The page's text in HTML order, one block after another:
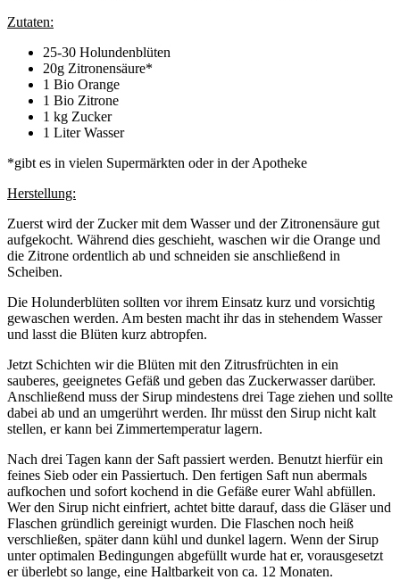
Zutaten:
25-30 Holundenblüten
20g Zitronensäure*
1 Bio Orange
1 Bio Zitrone
1 kg Zucker
1 Liter Wasser
*gibt es in vielen Supermärkten oder in der Apotheke
Herstellung:
Zuerst wird der Zucker mit dem Wasser und der Zitronensäure gut
aufgekocht. Während dies geschieht, waschen wir die Orange und
die Zitrone ordentlich ab und schneiden sie anschließend in
Scheiben.
Die Holunderblüten sollten vor ihrem Einsatz kurz und vorsichtig
gewaschen werden. Am besten macht ihr das in stehendem Wasser
und lasst die Blüten kurz abtropfen.
Jetzt Schichten wir die Blüten mit den Zitrusfrüchten in ein
sauberes, geeignetes Gefäß und geben das Zuckerwasser darüber.
Anschließend muss der Sirup mindestens drei Tage ziehen und sollte
dabei ab und an umgerührt werden. Ihr müsst den Sirup nicht kalt
stellen, er kann bei Zimmertemperatur lagern.
Nach drei Tagen kann der Saft passiert werden. Benutzt hierfür ein
feines Sieb oder ein Passiertuch. Den fertigen Saft nun abermals
aufkochen und sofort kochend in die Gefäße eurer Wahl abfüllen.
Wer den Sirup nicht einfriert, achtet bitte darauf, dass die Gläser und
Flaschen gründlich gereinigt wurden. Die Flaschen noch heiß
verschließen, später dann kühl und dunkel lagern. Wenn der Sirup
unter optimalen Bedingungen abgefüllt wurde hat er, vorausgesetzt
er überlebt so lange, eine Haltbarkeit von ca. 12 Monaten.